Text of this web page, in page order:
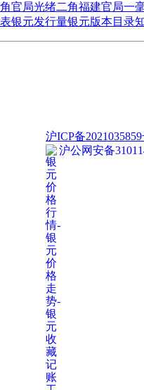
官局光绪二角福建官局一
银元发行量银元版本目录
沪ICP备2021035859
沪公网安备